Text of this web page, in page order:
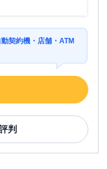
契約機・店舗・ATM
判